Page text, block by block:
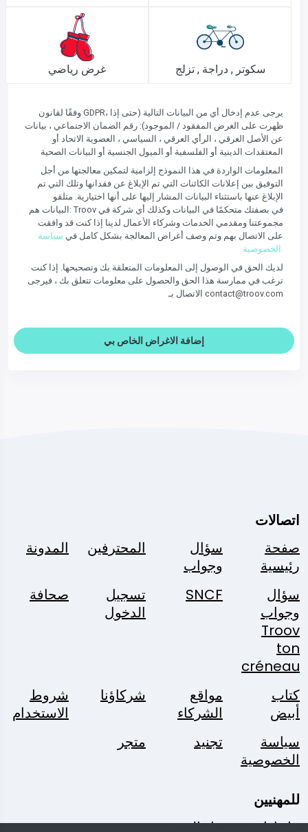
غرض رياضي سكوتر , دراجة , تزلج
وفقًا لقانون GDPR، يرجى عدم إدخال أي من البيانات التالية (حتى إذا
ظهرت على الغرض المفقود / الموجود): رقم الضمان الاجتماعي ، بيانات
عن الأصل العرقي ، الرأي العرقي ، السياسي ، العضوية الاتحاد أو
المعتقدات الدينية أو الفلسفية أو الميول الجنسية أو البيانات الصحية
المعلومات الواردة في هذا النموذج إلزامية لتمكين معالجتها من أجل
التوفيق بين إعلانات الكائنات التي تم الإبلاغ عن فقدانها وتلك التي تم
الإبلاغ عنها باستثناء البيانات المشار إليها على أنها اختيارية. متلقو
البيانات هم: Troov في بصفتك متحكمًا في البيانات وكذلك أي شركة في
مجموعتنا ومقدمي الخدمات وشركاء الأعمال لدينا إذا كنت قد وافقت
على الاتصال بهم وتم وصف أغراض المعالجة بشكل كامل في سياسة
الخصوصية.
لديك الحق في الوصول إلى المعلومات المتعلقة بك وتصحيحها. إذا كنت
ترغب في ممارسة هذا الحق والحصول على معلومات تتعلق بك ، فيرجى
الاتصال بـ contact@troov.com
إضافة الاغراض الخاص بي
اتصالات
صفحة
رئيسية
سؤال
وجواب
المحترفين المدونة
سؤال
وجواب
Troov
ton
créneau
SNCF
تسجيل
الدخول
صحافة
كتاب
أبيض
مواقع
الشركاء
شركاؤنا
شروط
الاستخدام
سياسة
الخصوصية
تجنيد متجر
للمهنيين
حل إدارة
حل الحجز